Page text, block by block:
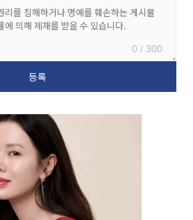
0 / 300